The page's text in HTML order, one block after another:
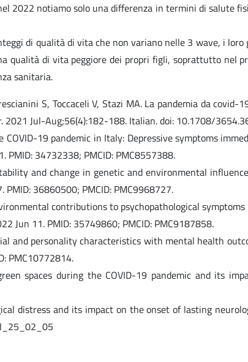
2022 notiamo solo una differenza in termini di salute
di qualità di vita che non variano nelle 3 wave, i
di vita peggiore dei propri figli, soprattutto nel
sanitaria.
S, Toccaceli V, Stazi MA. La pandemia da
Jul-Aug;56(4):182-188. Italian. doi: 10.1708/
19 pandemic in Italy: Depressive symptoms
34732338; PMCID: PMC8557388.
and change in genetic and environmental
36860500; PMCID: PMC9968727.
contributions to psychopathological
Jun 11. PMID: 35749860; PMCID: PMC9187858.
and personality characteristics with mental health
PMC10772814.
spaces during the COVID-19 pandemic and its
distress and its impact on the onset of lasting